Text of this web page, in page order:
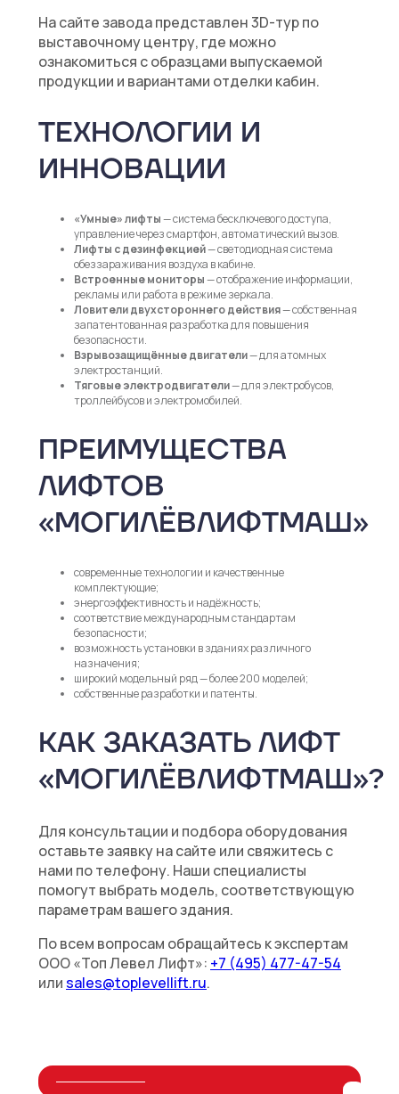
На сайте завода представлен 3D-тур по
выставочному центру, где можно
ознакомиться с образцами выпускаемой
продукции и вариантами отделки кабин.
ТЕХНОЛОГИИ И
ИННОВАЦИИ
«Умные» лифты— система бесключевого доступа,
управление через смартфон, автоматический вызов.
Лифты с дезинфекцией— светодиодная система
обеззараживания воздуха в кабине.
Встроенные мониторы— отображение информации,
рекламы или работа в режиме зеркала.
Ловители двухстороннего действия— собственная
запатентованная разработка для повышения
безопасности.
Взрывозащищённые двигатели— для атомных
электростанций.
Тяговые электродвигатели— для электробусов,
троллейбусов и электромобилей.
ПРЕИМУЩЕСТВА
ЛИФТОВ
«МОГИЛЁВЛИФТМАШ»
современные технологии и качественные
комплектующие;
энергоэффективность и надёжность;
соответствие международным стандартам
безопасности;
возможность установки в зданиях различного
назначения;
широкий модельный ряд — более 200 моделей;
собственные разработки и патенты.
КАК ЗАКАЗАТЬ ЛИФТ
«МОГИЛЁВЛИФТМАШ»?
Для консультации и подбора оборудования
оставьте заявку на сайте или свяжитесь с
нами по телефону. Наши специалисты
помогут выбрать модель, соответствующую
параметрам вашего здания.
По всем вопросам обращайтесь к экспертам
ООО «Топ Левел Лифт»: +7 (495) 477-47-54
илиsales@toplevellift.ru.